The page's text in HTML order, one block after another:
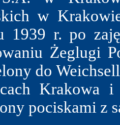
w
1939 r. po
Żeglugi
do
Krakowa i
pociskami z